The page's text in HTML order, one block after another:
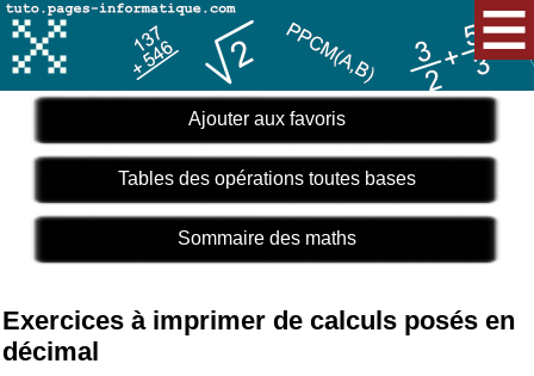
Ajouter aux favoris
Tables des opérations toutes bases
Sommaire des maths
Exercices à imprimer de calculs posés en
décimal